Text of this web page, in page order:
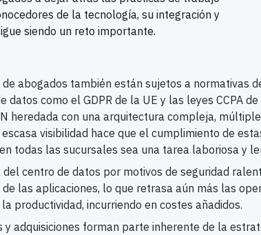
de la tecnología, su integración y
siendo un reto importante.
abogados también están sujetos a normativas
datos como el GDPR de la UE y las leyes CCPA de
heredada con una arquitectura compleja,
visibilidad hace que el cumplimiento de
todas las sucursales sea una tarea laboriosa y
centro de datos por motivos de seguridad
las aplicaciones, lo que retrasa aún más las
productividad, incurriendo en costes añadidos.
y adquisiciones forman parte inherente de la